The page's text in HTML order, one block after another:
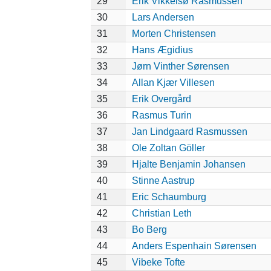
30
Lars Andersen
31
Morten Christensen
32
Hans Ægidius
33
Jørn Vinther Sørensen
34
Allan Kjær Villesen
35
Erik Overgård
36
Rasmus Turin
37
Jan Lindgaard Rasmussen
38
Ole Zoltan Göller
39
Hjalte Benjamin Johansen
40
Stinne Aastrup
41
Eric Schaumburg
42
Christian Leth
43
Bo Berg
44
Anders Espenhain Sørensen
45
Vibeke Tofte